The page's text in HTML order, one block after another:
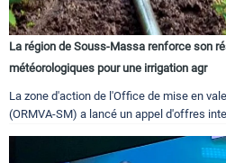
La région de Souss-Massa renforce son
météorologiques pour une irrigation agr
La zone d'action de l'Office de mise en
(ORMVA-SM) a lancé un appel d'offres